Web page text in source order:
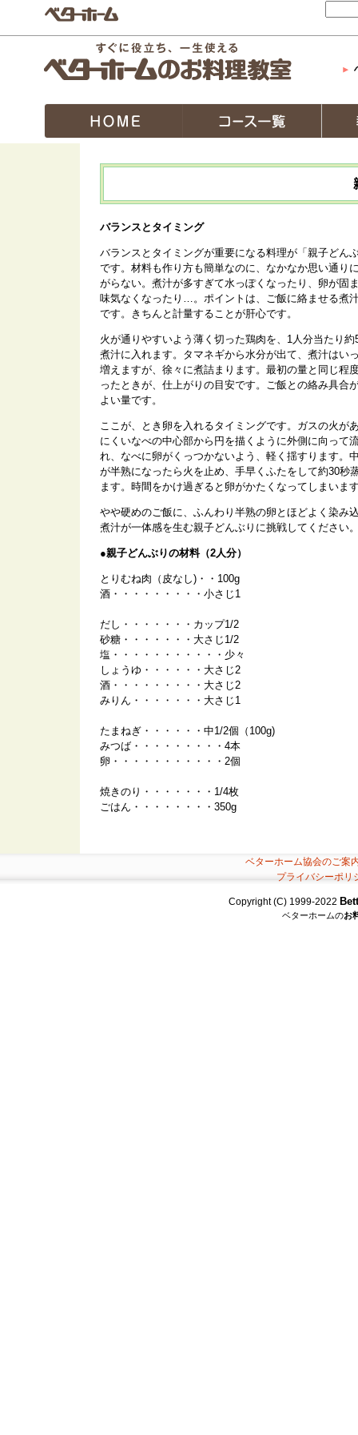
バランスとタイミング
バランスとタイミングが重要になる料理が「親子どん
です。材料も作り方も簡単なのに、なかなか思い通り
がらない。煮汁が多すぎて水っぽくなったり、卵が固
味気なくなったり…。ポイントは、ご飯に絡ませる煮
です。きちんと計量することが肝心です。
火が通りやすいよう薄く切った鶏肉を、1人分当たり約
煮汁に入れます。タマネギから水分が出て、煮汁はい
増えますが、徐々に煮詰まります。最初の量と同じ程
ったときが、仕上がりの目安です。ご飯との絡み具合
よい量です。
ここが、とき卵を入れるタイミングです。ガスの火が
にくいなべの中心部から円を描くように外側に向って
れ、なべに卵がくっつかないよう、軽く揺すります。
が半熟になったら火を止め、手早くふたをして約30秒
ます。時間をかけ過ぎると卵がかたくなってしまいま
やや硬めのご飯に、ふんわり半熟の卵とほどよく染み
煮汁が一体感を生む親子どんぶりに挑戦してください
●親子どんぶりの材料（2人分）
とりむね肉（皮なし)・・100g
酒・・・・・・・・・小さじ1
だし・・・・・・・カップ1/2
砂糖・・・・・・・大さじ1/2
塩・・・・・・・・・・・少々
しょうゆ・・・・・・大さじ2
酒・・・・・・・・・大さじ2
みりん・・・・・・・大さじ1
たまねぎ・・・・・・中1/2個（100g)
みつば・・・・・・・・・4本
卵・・・・・・・・・・・2個
焼きのり・・・・・・・1/4枚
ごはん・・・・・・・・350g
ベターホーム協会のご案
プライバシーポリ
Copyright (C) 1999-2022
ベターホームのお